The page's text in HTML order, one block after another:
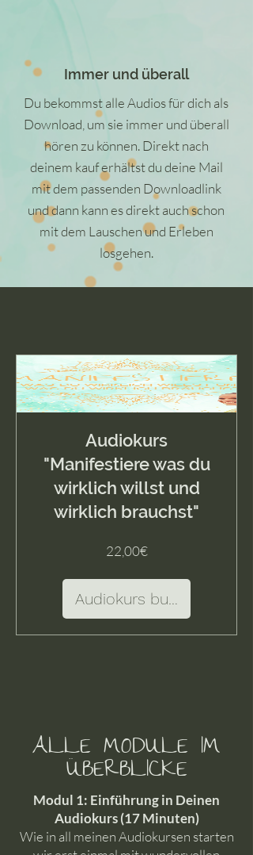
Immer und überall
Du bekommst alle Audios für dich als
Download, um sie immer und überall
hören zu können. Direkt nach
deinem kauf erhältst du deine Mail
mit dem passenden Downloadlink
und dann kann es direkt auch schon
mit dem Lauschen und Erleben
losgehen.
Audiokurs
"Manifestiere was du
wirklich willst und
wirklich brauchst"
22,00€Preis
Audiokurs buchen
ALLE MODULE IM
ÜBERBLICKE
Modul 1: Einführung in Deinen
Audiokurs​ (17 Minuten)
Wie in all meinen Audiokursen starten